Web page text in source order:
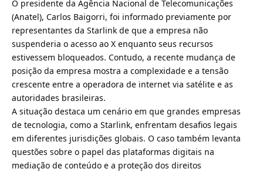
O presidente da Agência Nacional de Telecomunicações
(Anatel), Carlos Baigorri, foi informado previamente por
representantes da Starlink de que a empresa não
suspenderia o acesso ao X enquanto seus recursos
estivessem bloqueados. Contudo, a recente mudança de
posição da empresa mostra a complexidade e a tensão
crescente entre a operadora de internet via satélite e as
autoridades brasileiras.
A situação destaca um cenário em que grandes empresas
de tecnologia, como a Starlink, enfrentam desafios legais
em diferentes jurisdições globais. O caso também levanta
questões sobre o papel das plataformas digitais na
mediação de conteúdo e a proteção dos direitos